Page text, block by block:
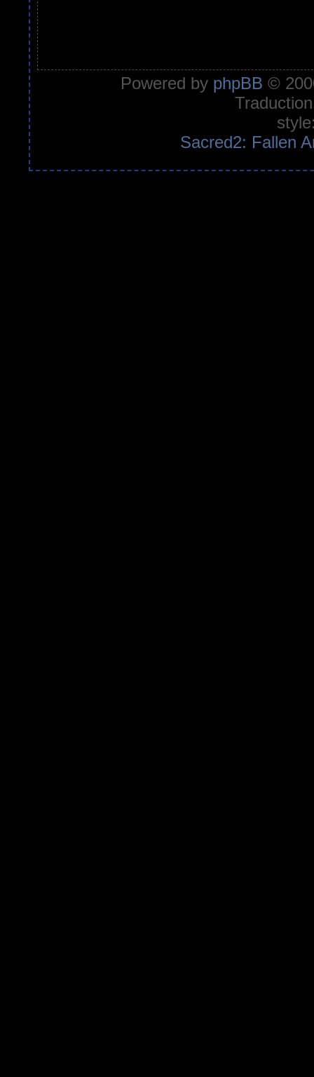
Powered by phpBB ©
Sacred2: Fallen